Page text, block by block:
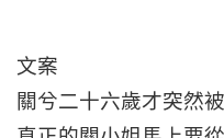
文案
關兮二十六歲才突然